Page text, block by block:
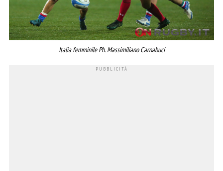
Italia femminile Ph. Massimiliano Carnabuci